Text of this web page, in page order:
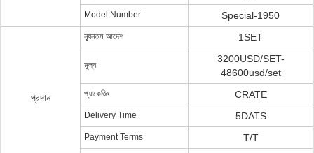
Model Number Special-1950
প্রদান
ন্যূনতম আদেশ 1SET
মূল্য
3200USD/SET-
48600usd/set
প্যাকেজিং CRATE
Delivery Time 5DATS
Payment Terms T/T